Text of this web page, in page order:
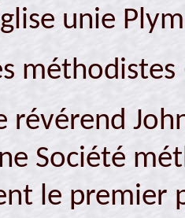
unie
révérend
Société
le premier